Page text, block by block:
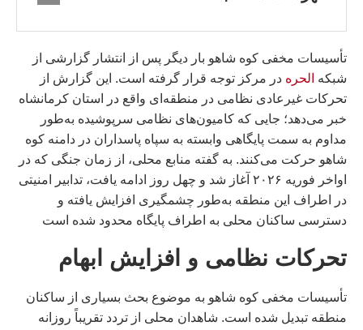
تأسیسات مخفی کوه شاهو بار دیگر پس از انتشار گزارشی از
شبکه الحره در مرکز توجه قرار گرفته است. این گزارش از
تحرکات غیرعادی نظامی در منطقه‌ای واقع در استان کرمانشاه
خبر می‌دهد؛ جایی که کامیون‌های نظامی سرپوشیده به‌طور
مداوم به سمت پایگاهی وابسته به سپاه پاسداران در دامنه کوه
شاهو حرکت می‌کنند. به گفته منابع محلی، از زمان جنگی که در
اواخر فوریه ۲۰۲۶ آغاز شد و چهل روز ادامه یافت، تدابیر امنیتی
در اطراف این منطقه به‌طور چشمگیری افزایش یافته و
دسترسی ساکنان محلی به اطراف پایگاه محدود شده است
تحرکات نظامی و افزایش ابهام
تأسیسات مخفی کوه شاهو به موضوع بحث بسیاری از ساکنان
منطقه تبدیل شده است. شاهدان محلی از تردد تقریباً روزانه